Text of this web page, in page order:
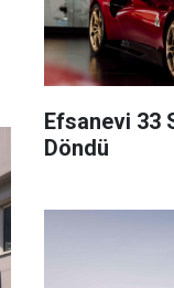
Efsanevi 33
Döndü